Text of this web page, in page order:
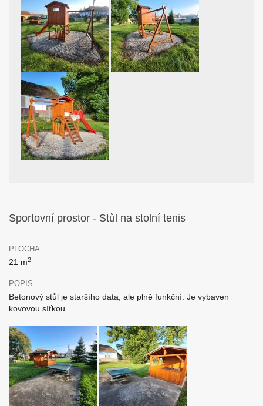
Sportovní prostor - Stůl na stolní tenis
PLOCHA
21 m2
POPIS
Betonový stůl je staršího data, ale plně funkční. Je vybaven
kovovou síťkou.